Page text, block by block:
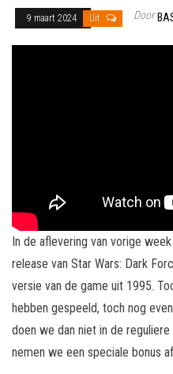
9 maart 2024 Uit Door
In de aflevering van vorige
release van Star Wars: Dark
versie van de game uit 1995.
hebben gespeeld, toch nog
doen we dan niet in de
nemen we een speciale bonus